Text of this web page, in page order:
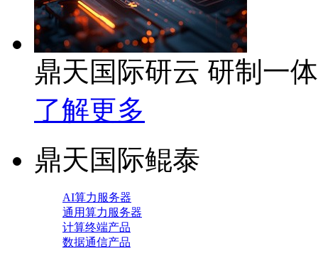
鼎天国际研云 研制一
了解更多
鼎天国际鲲泰
AI算力服务器
通用算力服务器
计算终端产品
数据通信产品